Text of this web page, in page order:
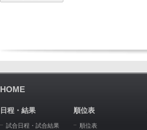
HOME
日程・結果
試合日程・試合結果
順位表
順位表